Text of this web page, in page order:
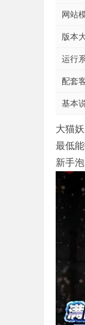
网站
版本
运行
配套
基本
大猫
最低
新手